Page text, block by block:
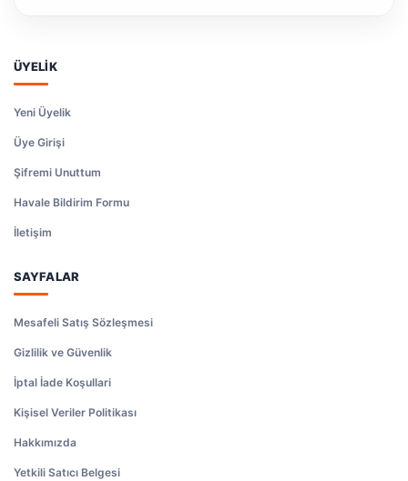
ÜYELİK
Yeni Üyelik
Üye Girişi
Şifremi Unuttum
Havale Bildirim Formu
İletişim
SAYFALAR
Mesafeli Satış Sözleşmesi
Gizlilik ve Güvenlik
İptal İade Koşullari
Kişisel Veriler Politikası
Hakkımızda
Yetkili Satıcı Belgesi